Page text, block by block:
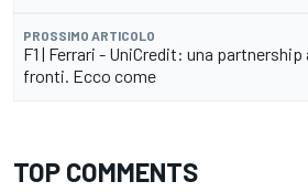
PROSSIMO ARTICOLO
F1 | Ferrari - UniCredit: una
fronti. Ecco come
TOP COMMENTS